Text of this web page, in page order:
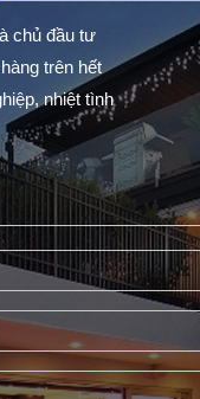
chủ đầu tư
trên hết
nhiệt tình